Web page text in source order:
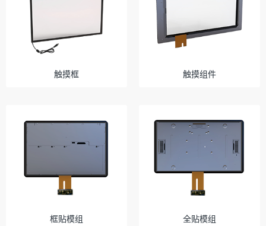
触摸框 触摸组件
框贴模组 全贴模组